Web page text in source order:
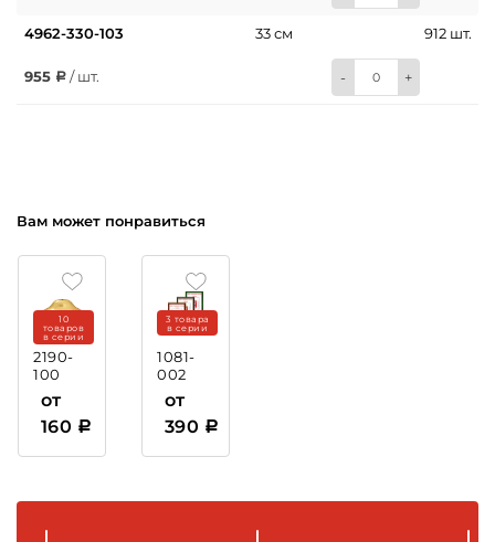
4962-330-103 33 см 912 шт.
955 / шт. - +
Вам может понравиться
2190-
100
10
товаров
в серии
от
160
1081-
002
пластиковая
3 товара
в серии
от
390